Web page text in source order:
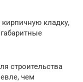
кладку,
строительства
чем